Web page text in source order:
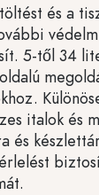
és a
5-től 34
italok és
és